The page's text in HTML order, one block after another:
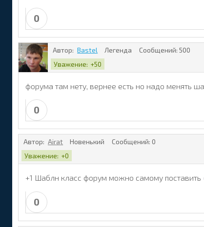
0
Автор: Bastel Легенда Сообщений: 500
Уважение: +50
форума там нету, вернее есть но надо менять
0
Автор: Airat Новенький Сообщений: 0
Уважение: +0
+1 Шаблн класс форум можно самому поставить
0